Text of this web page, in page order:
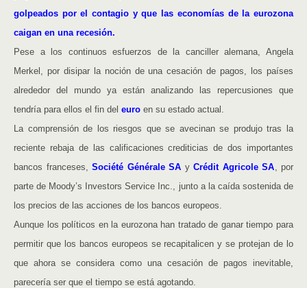
golpeados por el contagio y que las economías de la eurozona
caigan en una recesión.
Pese a los continuos esfuerzos de la canciller alemana, Angela
Merkel, por disipar la noción de una cesación de pagos, los países
alrededor del mundo ya están analizando las repercusiones que
tendría para ellos el fin del euro en su estado actual.
La comprensión de los riesgos que se avecinan se produjo tras la
reciente rebaja de las calificaciones crediticias de dos importantes
bancos franceses,Société Générale SA yCrédit Agricole SA, por
parte de Moody’s Investors Service Inc., junto a la caída sostenida de
los precios de las acciones de los bancos europeos.
Aunque los políticos en la eurozona han tratado de ganar tiempo para
permitir que los bancos europeos se recapitalicen y se protejan de lo
que ahora se considera como una cesación de pagos inevitable,
parecería ser que el tiempo se está agotando.